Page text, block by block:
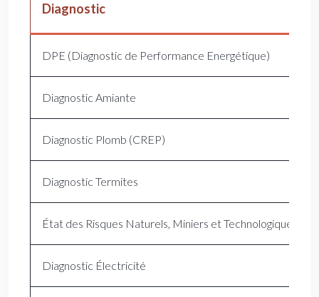
Diagnostic
DPE (Diagnostic de Performance Energétique)
Diagnostic Amiante
Diagnostic Plomb (CREP)
Diagnostic Termites
État des Risques Naturels, Miniers et Technologiques
Diagnostic Électricité